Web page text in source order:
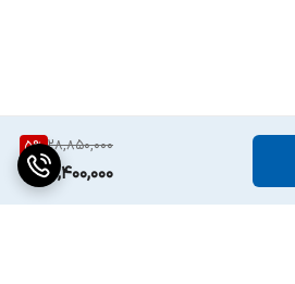
28,850,000
5%
27,400,000